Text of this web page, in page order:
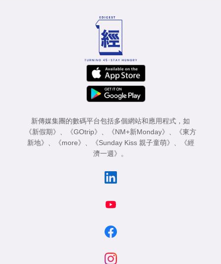
新傳媒集團的數碼平台包括多個網站和應用程式，如
《新假期》
《GOtrip》 《NM+新Monday》
《東方
新地》
《more》 《Sunday Kiss 親子童萌》
《經
濟一週》
。